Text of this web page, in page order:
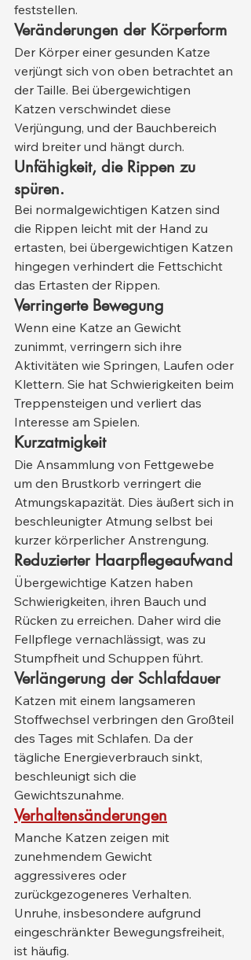
feststellen.
Veränderungen der Körperform
Der Körper einer gesunden Katze
verjüngt sich von oben betrachtet an
der Taille. Bei übergewichtigen
Katzen verschwindet diese
Verjüngung, und der Bauchbereich
wird breiter und hängt durch.
Unfähigkeit, die Rippen zu
spüren.
Bei normalgewichtigen Katzen sind
die Rippen leicht mit der Hand zu
ertasten, bei übergewichtigen Katzen
hingegen verhindert die Fettschicht
das Ertasten der Rippen.
Verringerte Bewegung
Wenn eine Katze an Gewicht
zunimmt, verringern sich ihre
Aktivitäten wie Springen, Laufen oder
Klettern. Sie hat Schwierigkeiten beim
Treppensteigen und verliert das
Interesse am Spielen.
Kurzatmigkeit
Die Ansammlung von Fettgewebe
um den Brustkorb verringert die
Atmungskapazität. Dies äußert sich in
beschleunigter Atmung selbst bei
kurzer körperlicher Anstrengung.
Reduzierter Haarpflegeaufwand
Übergewichtige Katzen haben
Schwierigkeiten, ihren Bauch und
Rücken zu erreichen. Daher wird die
Fellpflege vernachlässigt, was zu
Stumpfheit und Schuppen führt.
Verlängerung der Schlafdauer
Katzen mit einem langsameren
Stoffwechsel verbringen den Großteil
des Tages mit Schlafen. Da der
tägliche Energieverbrauch sinkt,
beschleunigt sich die
Gewichtszunahme.
Verhaltensänderungen
Manche Katzen zeigen mit
zunehmendem Gewicht
aggressiveres oder
zurückgezogeneres Verhalten.
Unruhe, insbesondere aufgrund
eingeschränkter Bewegungsfreiheit,
ist häufig.